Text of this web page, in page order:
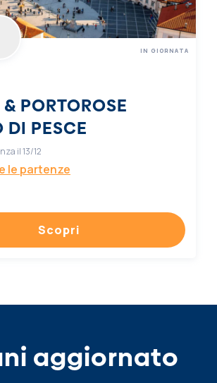
PORTOROSE
DI PESCE
IN GIORNATA
il 13/12
le partenze
Scopri
aggiornato